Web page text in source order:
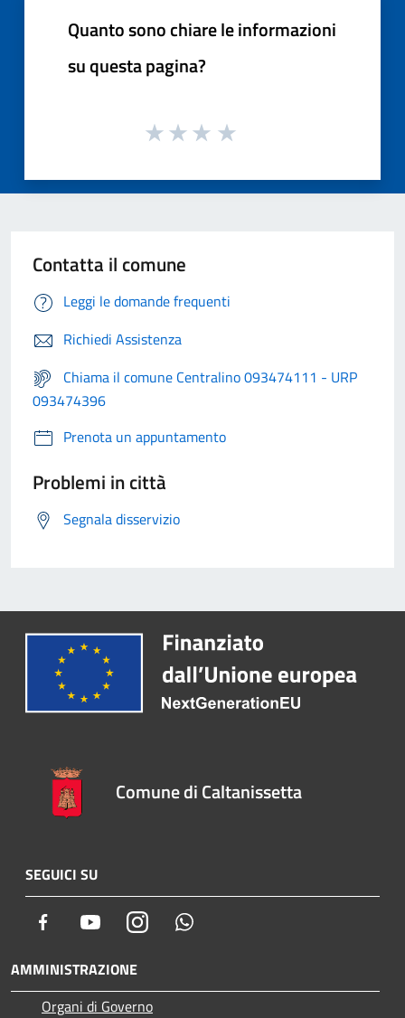
Quanto sono chiare le informazioni
su questa pagina?
Contatta il comune
Leggi le domande frequenti
Richiedi Assistenza
Chiama il comune Centralino 093474111 - URP
093474396
Prenota un appuntamento
Problemi in città
Segnala disservizio
Comune di Caltanissetta
SEGUICI SU
Facebook YoutubeInstagram
AMMINISTRAZIONE
Organi di Governo